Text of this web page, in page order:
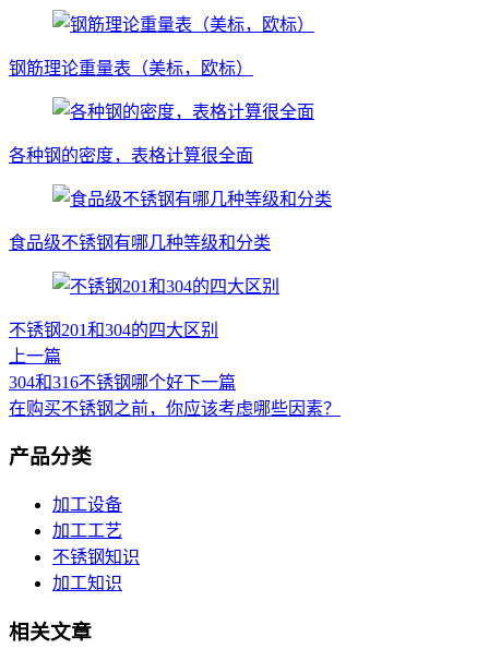
钢筋理论重量表（美标，欧标）
各种钢的密度，表格计算很全面
食品级不锈钢有哪几种等级和分类
不锈钢201和304的四大区别
上一篇
304和316不锈钢哪个好下一篇
在购买不锈钢之前，你应该考虑哪些因素？
产品分类
加工设备
加工工艺
不锈钢知识
加工知识
相关文章